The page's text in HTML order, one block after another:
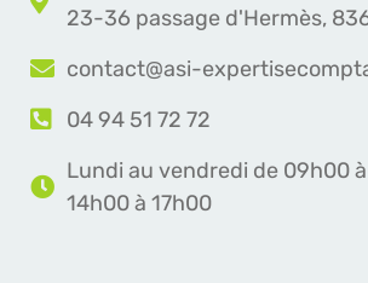
23-36 passage d'Hermès,
contact@asi-
04 94 51 72 72
Lundi au vendredi de 09h00
14h00 à 17h00